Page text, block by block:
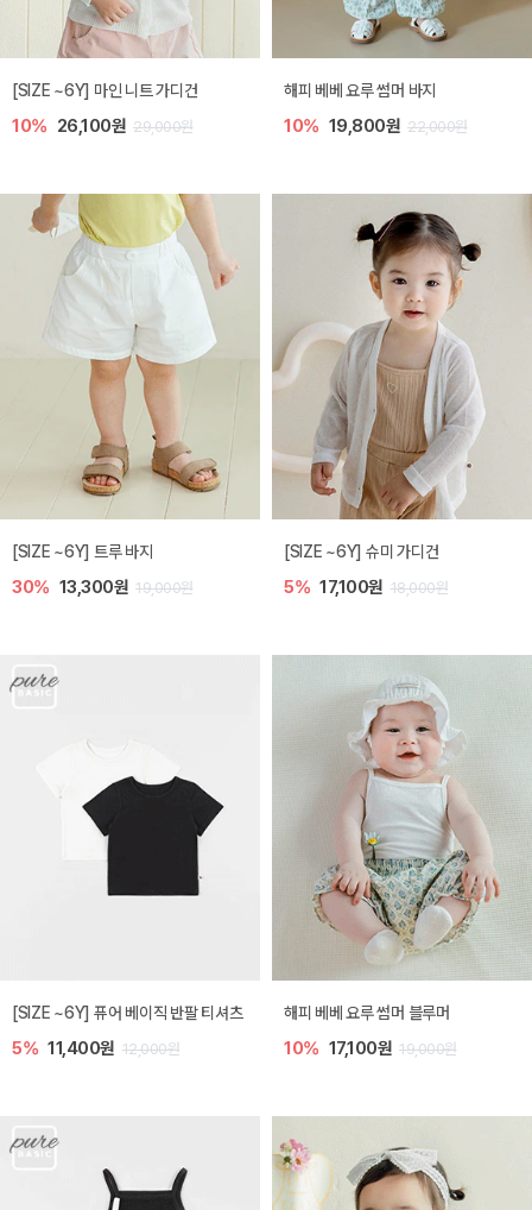
[SIZE ~6Y] 마인 니트 가디건
10% 26,100원 29,000원
해피 베베 요루 썸머 바지
10% 19,800원 22,000원
[SIZE ~6Y] 트루 바지
30% 13,300원 19,000원
[SIZE ~6Y] 슈미 가디건
5% 17,100원 18,000원
[SIZE ~6Y] 퓨어 베이직 반팔 티셔츠
5% 11,400원 12,000원
해피 베베 요루 썸머 블루머
10% 17,100원 19,000원